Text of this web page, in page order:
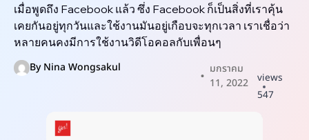
เมื่อพูดถึง Facebook แล้ว ซึ่ง Facebook ก็เป็นสิ่งที่เราคุ้น
เคยกันอยู่ทุกวันและใช้งานมันอยู่เกือบจะทุกเวลา เราเชื่อว่า
หลายคนคงมีการใช้งานวิดีโอคอลกับเพื่อนๆ
ByNina Wongsakul
มกราคม
11, 2022
views
547